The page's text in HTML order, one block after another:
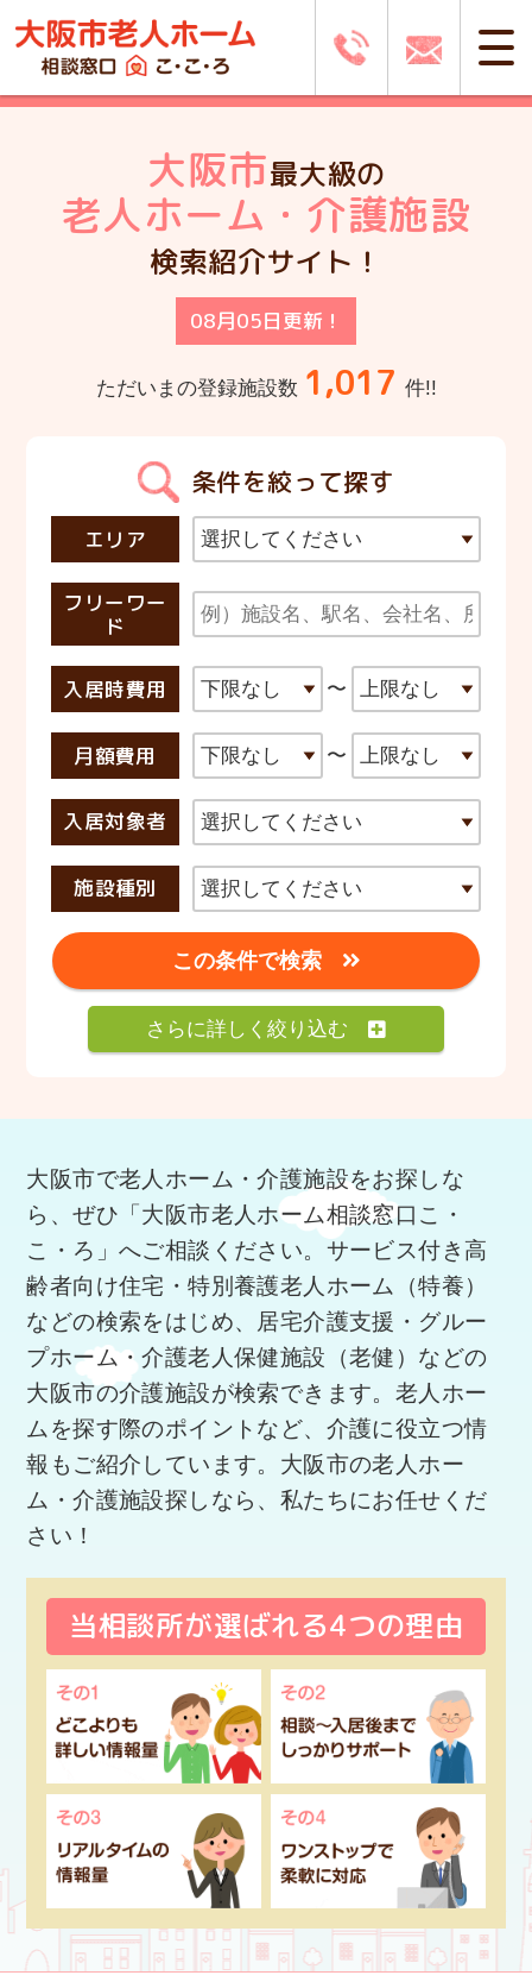
大阪市で老人ホーム・介護施設をお探しな
ら、ぜひ「大阪市老人ホーム相談窓口こ・
こ・ろ」へご相談ください。サービス付き高
齢者向け住宅・特別養護老人ホーム（特養）
などの検索をはじめ、居宅介護支援・グルー
プホーム・介護老人保健施設（老健）などの
大阪市の介護施設が検索できます。老人ホー
ムを探す際のポイントなど、介護に役立つ情
報もご紹介しています。大阪市の老人ホー
ム・介護施設探しなら、私たちにお任せくだ
さい！
当相談所が選ばれる4つの理由
大阪市最大級の
老人ホーム・介護施設
検索紹介サイト！
08月05日更新！
ただいまの登録施設数 1,017 件!!
条件を絞って探す
エリア
フリーワー
ド
入居時費用 〜
月額費用 〜
入居対象者
施設種別
この条件で検索
さらに詳しく絞り込む